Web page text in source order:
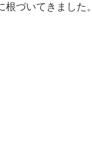
づいてきました。